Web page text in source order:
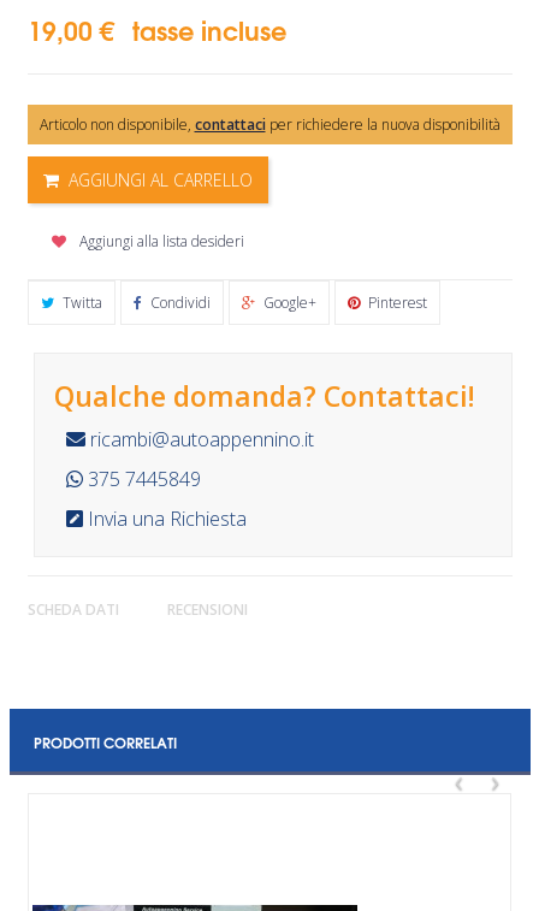
19,00 € tasse incluse
Articolo non disponibile, contattaciper richiedere la nuova disponibilità
AGGIUNGI AL CARRELLO
Aggiungi alla lista desideri
Twitta Condividi Google+ Pinterest
Qualche domanda? Contattaci!
ricambi@autoappennino.it
375 7445849
Invia una Richiesta
SCHEDA DATI RECENSIONI
PRODOTTI CORRELATI
‹ ›